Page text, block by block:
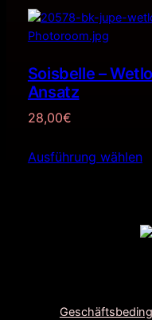
Soisbelle –
Ansatz
28,00€
Ausführung wählen
o
n